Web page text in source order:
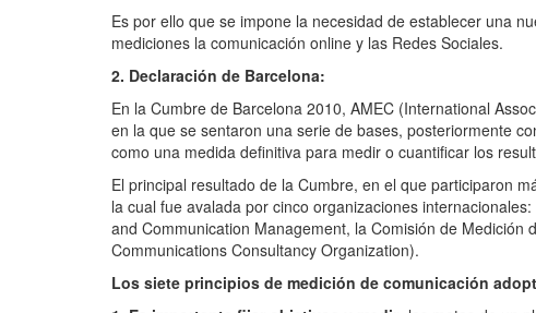
Es por ello que se impone la necesidad de establecer una
mediciones la comunicación online y las Redes Sociales.
2. Declaración de Barcelona:
En la Cumbre de Barcelona 2010, AMEC (International
en la que se sentaron una serie de bases, posteriormente
como una medida definitiva para medir o cuantificar los
El principal resultado de la Cumbre, en el que participaron
la cual fue avalada por cinco organizaciones
and Communication Management, la Comisión de Medición
Communications Consultancy Organization).
Los siete principios de medición de comunicación